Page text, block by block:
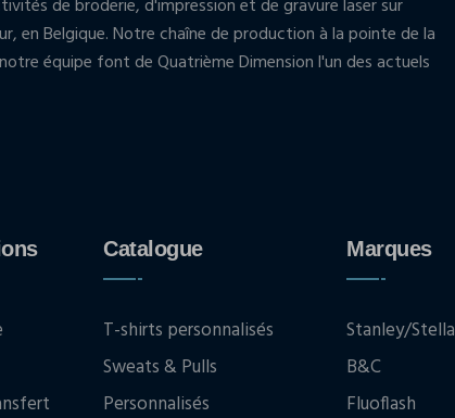
de broderie, d'impression et de gravure laser sur
en Belgique. Notre chaîne de production à la pointe de la
équipe font de Quatrième Dimension l'un des actuels
Catalogue
T-shirts personnalisés
Sweats & Pulls
Personnalisés
Marques
Stanley/Stella
B&C
Fluoflash